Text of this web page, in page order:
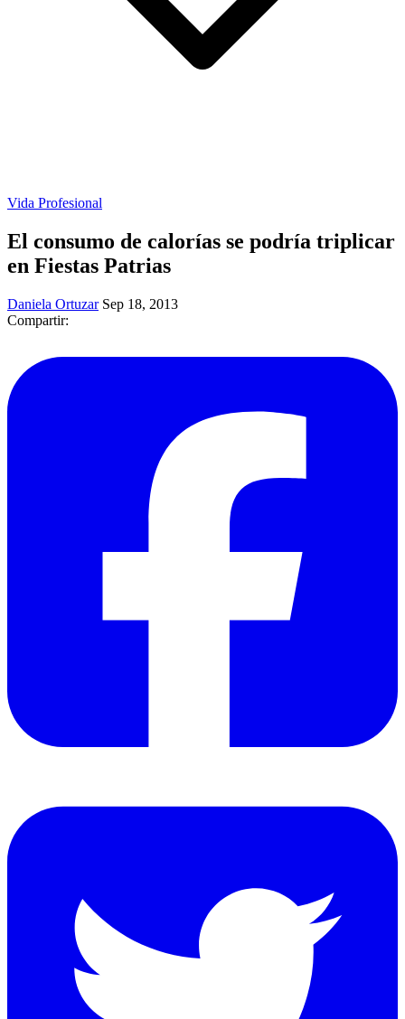
Vida Profesional
El consumo de calorías se podría triplicar
en Fiestas Patrias
Daniela Ortuzar Sep 18, 2013
Compartir: